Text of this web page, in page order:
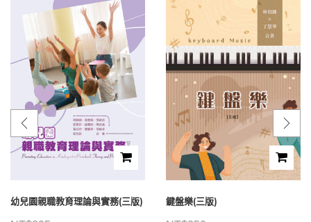
幼兒園親職教育理論與實務(三版) 鍵盤樂(三版)